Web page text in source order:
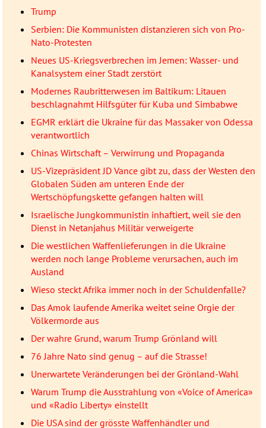
Trump
Serbien: Die Kommunisten distanzieren sich von Pro-
Nato-Protesten
Neues US-Kriegsverbrechen im Jemen: Wasser- und
Kanalsystem einer Stadt zerstört
Modernes Raubritterwesen im Baltikum: Litauen
beschlagnahmt Hilfsgüter für Kuba und Simbabwe
EGMR erklärt die Ukraine für das Massaker von Odessa
verantwortlich
Chinas Wirtschaft – Verwirrung und Propaganda
US-Vizepräsident JD Vance gibt zu, dass der Westen den
Globalen Süden am unteren Ende der
Wertschöpfungskette gefangen halten will
Israelische Jungkommunistin inhaftiert, weil sie den
Dienst in Netanjahus Militär verweigerte
Die westlichen Waffenlieferungen in die Ukraine
werden noch lange Probleme verursachen, auch im
Ausland
Wieso steckt Afrika immer noch in der Schuldenfalle?
Das Amok laufende Amerika weitet seine Orgie der
Völkermorde aus
Der wahre Grund, warum Trump Grönland will
76 Jahre Nato sind genug – auf die Strasse!
Unerwartete Veränderungen bei der Grönland-Wahl
Warum Trump die Ausstrahlung von «Voice of America»
und «Radio Liberty» einstellt
Die USA sind der grösste Waffenhändler und